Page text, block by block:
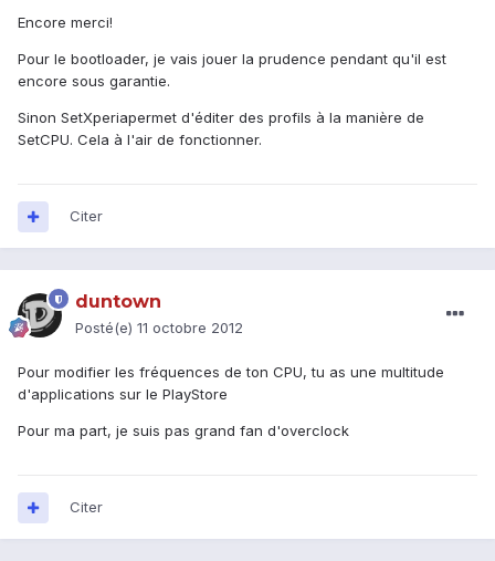
Encore merci!
Pour le bootloader, je vais jouer la prudence pendant qu'il est
encore sous garantie.
Sinon SetXperiapermet d'éditer des profils à la manière de
SetCPU. Cela à l'air de fonctionner.
Citer
duntown
Posté(e) 11 octobre 2012
Pour modifier les fréquences de ton CPU, tu as une multitude
d'applications sur le PlayStore
Pour ma part, je suis pas grand fan d'overclock
Citer